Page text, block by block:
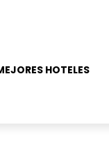
HOTELES